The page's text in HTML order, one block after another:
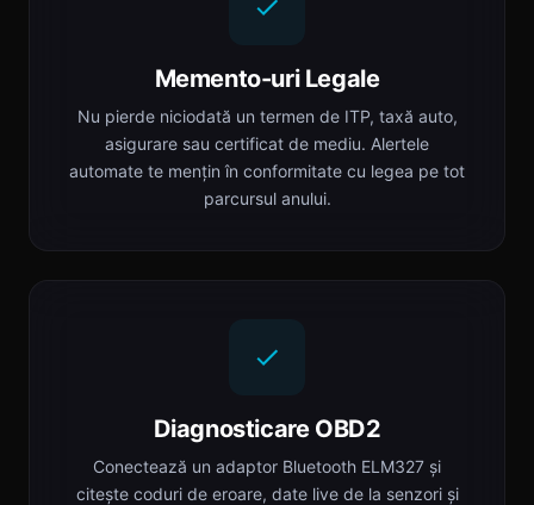
Memento-uri Legale
Nu pierde niciodată un termen de ITP, taxă auto,
asigurare sau certificat de mediu. Alertele
automate te mențin în conformitate cu legea pe tot
parcursul anului.
Diagnosticare OBD2
Conectează un adaptor Bluetooth ELM327 și
citește coduri de eroare, date live de la senzori și